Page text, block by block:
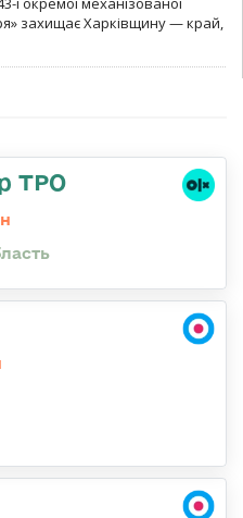
захищає Харківщину — край,
ТРО